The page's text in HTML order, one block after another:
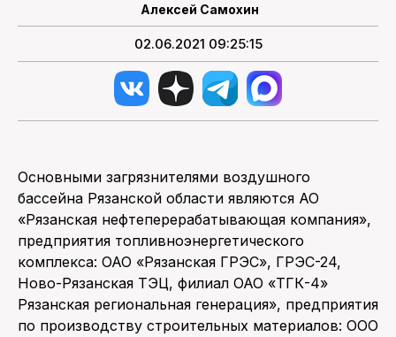
Алексей Самохин
02.06.2021 09:25:15
Основными загрязнителями воздушного
бассейна Рязанской области являются АО
«Рязанская нефтеперерабатывающая компания»,
предприятия топливноэнергетического
комплекса: ОАО «Рязанская ГРЭС», ГРЭС-24,
Ново-Рязанская ТЭЦ, филиал ОАО «ТГК-4»
Рязанская региональная генерация», предприятия
по производству строительных материалов: ООО